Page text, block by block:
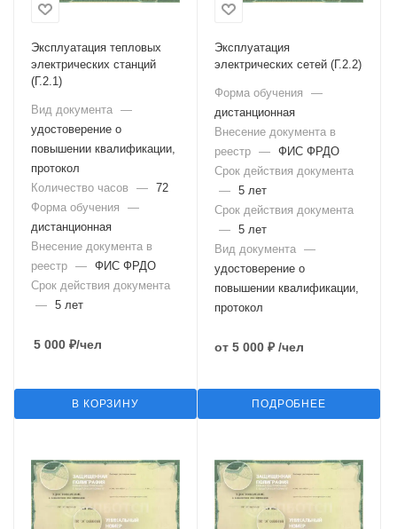
Эксплуатация тепловых
электрических станций
(Г.2.1)
Вид документа —
удостоверение о
повышении квалификации,
протокол
Количество часов
— 72
Форма обучения
—
дистанционная
Внесение документа в
реестр — ФИС ФРДО
Срок действия документа
— 5 лет
5 000 ₽/чел
В КОРЗИНУ
Эксплуатация
электрических сетей (Г.2.2)
Форма обучения
—
дистанционная
Внесение документа в
реестр — ФИС ФРДО
Срок действия документа
— 5 лет
Срок действия документа
— 5 лет
Вид документа —
удостоверение о
повышении квалификации,
протокол
от 5 000 ₽ /чел
ПОДРОБНЕЕ